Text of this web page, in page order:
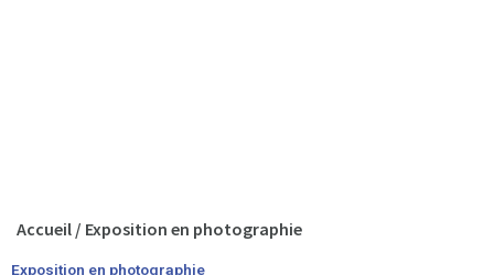
Accueil / Exposition en photographie
Exposition en photographie